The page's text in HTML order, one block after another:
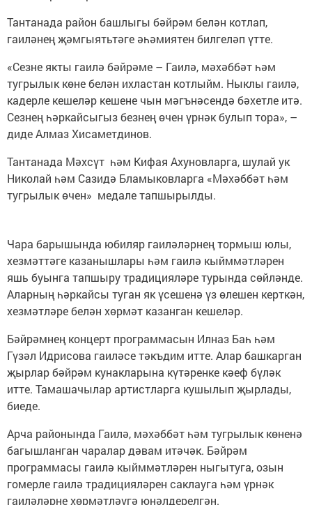
Тантанада район башлыгы бәйрәм белән котлап,
гаиләнең җәмгыятьтәге әһәмиятен билгеләп үтте.
«Сезне якты гаилә бәйрәме – Гаилә, мәхәббәт һәм
тугрылык көне белән ихластан котлыйм. Ныклы гаилә,
кадерле кешеләр кешене чын мәгънәсендә бәхетле итә.
Сезнең һәркайсыгыз безнең өчен үрнәк булып тора», –
диде Алмаз Хисаметдинов.
Тантанада Мәхсүт һәм Кифая Ахуновларга, шулай ук
Николай һәм Сазидә Бламыковларга «Мәхәббәт һәм
тугрылык өчен» медале тапшырылды.
Чара барышында юбиляр гаиләләрнең тормыш юлы,
хезмәттәге казанышлары һәм гаилә кыйммәтләрен
яшь буынга тапшыру традицияләре турында сөйләнде.
Аларның һәркайсы туган як үсешенә үз өлешен керткән,
хезмәтләре белән хөрмәт казанган кешеләр.
Бәйрәмнең концерт программасын Илназ Баһ һәм
Гүзәл Идрисова гаиләсе тәкъдим итте. Алар башкарган
җырлар бәйрәм кунакларына күтәренке кәеф бүләк
итте. Тамашачылар артистларга кушылып җырлады,
биеде.
Арча районында Гаилә, мәхәббәт һәм тугрылык көненә
багышланган чаралар дәвам итәчәк. Бәйрәм
программасы гаилә кыйммәтләрен ныгытуга, озын
гомерле гаилә традицияләрен саклауга һәм үрнәк
гаиләләрне хөрмәтләүгә юнәлдерелгән.